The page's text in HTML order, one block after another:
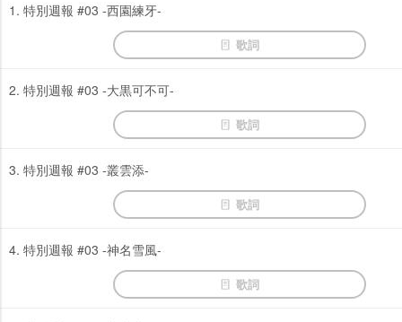
1. 特別週報 #03 -西園練牙-
歌詞
2. 特別週報 #03 -大黒可不可-
歌詞
3. 特別週報 #03 -叢雲添-
歌詞
4. 特別週報 #03 -神名雪風-
歌詞